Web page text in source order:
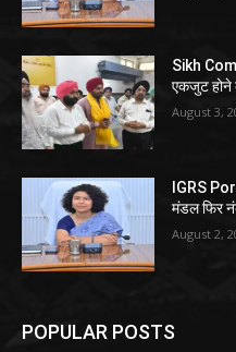
Sikh
एकजुट होने
August 3,
IGRS
मंडल फिर
August 2,
POPULAR POSTS